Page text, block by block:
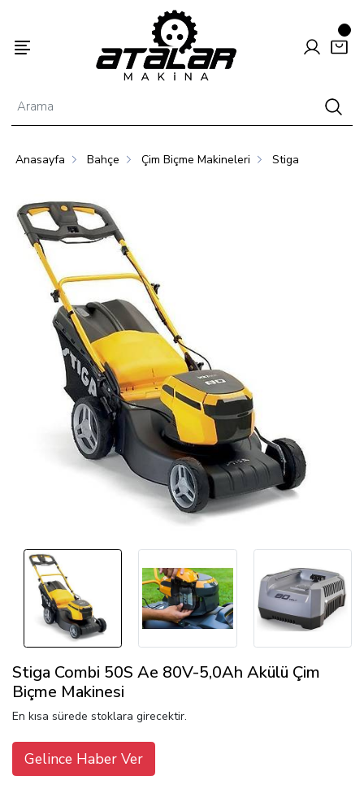
Anasayfa Bahçe Çim Biçme Makineleri Stiga
Stiga Combi 50S Ae 80V-5,0Ah Akülü Çim
Biçme Makinesi
En kısa sürede stoklara girecektir.
Gelince Haber Ver
Hayvancılık Tarım